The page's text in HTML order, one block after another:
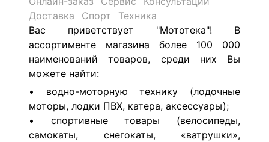
Доставка
Спорт
Техника
Вас приветствует "Мототека"! В
ассортименте магазина более 100 000
наименований товаров, среди них Вы
можете найти:
• водно-моторную технику (лодочные
моторы, лодки ПВХ, катера, аксессуары);
• спортивные товары (велосипеды,
самокаты, снегокаты, «ватрушки»,